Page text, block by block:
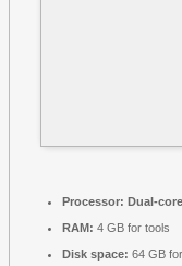
Processor: Dual-
RAM: 4 GB for tools
Disk space: 64 GB